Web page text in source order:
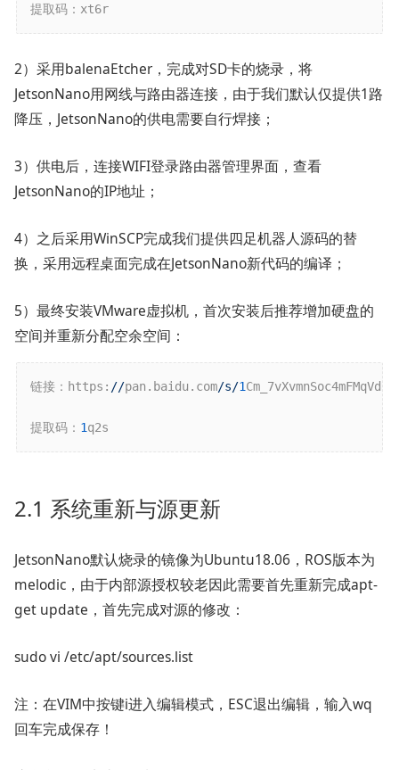
提取码：xt6r
2）采用balenaEtcher，完成对SD卡的烧录，将
JetsonNano用网线与路由器连接，由于我们默认仅提供1路
降压，JetsonNano的供电需要自行焊接；
3）供电后，连接WIFI登录路由器管理界面，查看
JetsonNano的IP地址；
4）之后采用WinSCP完成我们提供四足机器人源码的替
换，采用远程桌面完成在JetsonNano新代码的编译；
5）最终安装VMware虚拟机，首次安装后推荐增加硬盘的
空间并重新分配空余空间：
链接：https: //pan.baidu.com/s/1
提取码： 1q2s
2.1 系统重新与源更新
JetsonNano默认烧录的镜像为Ubuntu18.06，ROS版本为
melodic，由于内部源授权较老因此需要首先重新完成apt-
get update，首先完成对源的修改：
sudo vi /etc/apt/sources.list
注：在VIM中按键i进入编辑模式，ESC退出编辑，输入wq
回车完成保存！